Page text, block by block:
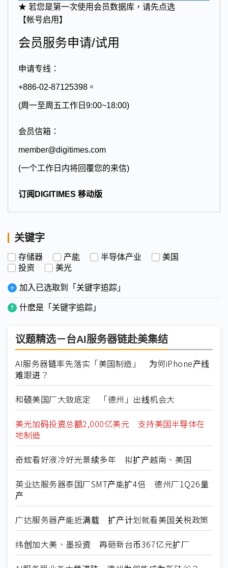
★ 若您是第一次使用会员数据库，请先点选
【帐号启用】
会员服务申请/试用
申请专线：
+886-02-87125398。
(周一至周五工作日9:00~18:00)
会员信箱：
member@digitimes.com
(一个工作日内将回覆您的来信)
订阅DIGITIMES 移动版
关键字
存储器 产能 半导体产业
美国
投资
美光
加入已选取到「关键字追踪」
什麽是「关键字追踪」
议题精选－台AI服务器链赴美集结
AI服务器链率先落实「美国制造」 为何iPhone产线
难跟进？
和硕美国厂大致底定 「德州」出线机会大
美光加码投资总额2,000亿美元 支持美国半导体在
地制造
奇鋐看好液冷好光景续多年 拟扩产越南、美国
英业达服务器泰国厂SMT产能扩4倍 德州厂1Q26量
产
广达服务器产能近满载 扩产计划就看美国关税政策
纬创加大美、墨投资 再砸新台币367亿元扩厂